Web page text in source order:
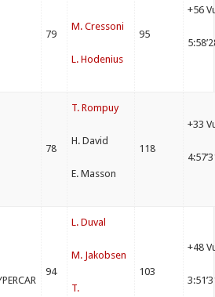
79
M. Cressoni
L. Hodenius
95
+56
78
T. Rompuy
H. David
E. Masson
118
+33
94
L. Duval
M. Jakobsen
T.
103
+48